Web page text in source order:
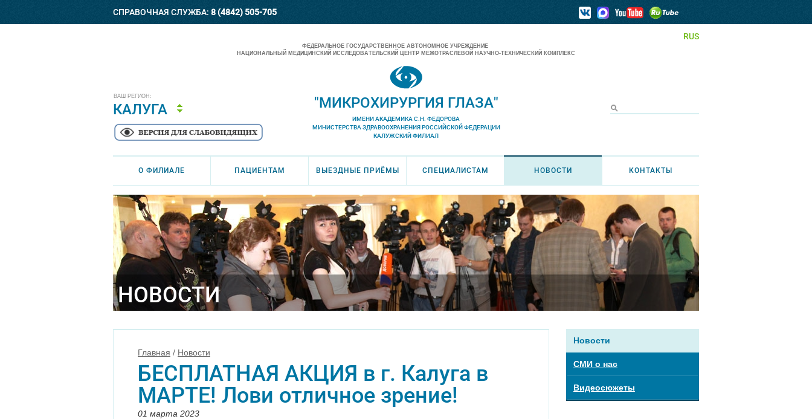
СПРАВОЧНАЯ СЛУЖБА: 8 (4842) 505-705
RUS
ВАШ РЕГИОН:
КАЛУГА
ФЕДЕРАЛЬНОЕ ГОСУДАРСТВЕННОЕ АВТОНОМНОЕ УЧРЕЖДЕНИЕ
НАЦИОНАЛЬНЫЙ МЕДИЦИНСКИЙ ИССЛЕДОВАТЕЛЬСКИЙ ЦЕНТР МЕЖОТРАСЛЕВОЙ НАУЧНО-ТЕХНИЧЕСКИЙ КОМПЛЕКС
"МИКРОХИРУРГИЯ ГЛАЗА"
ИМЕНИ АКАДЕМИКА С.Н. ФЕДОРОВА
МИНИСТЕРСТВА ЗДРАВООХРАНЕНИЯ РОССИЙСКОЙ ФЕДЕРАЦИИ
КАЛУЖСКИЙ ФИЛИАЛ
О ФИЛИАЛЕ ПАЦИЕНТАМ ВЫЕЗДНЫЕ ПРИЁМЫ СПЕЦИАЛИСТАМ НОВОСТИ КОНТАКТЫ
НОВОСТИ
Главная / Новости
БЕСПЛАТНАЯ АКЦИЯ в г. Калуга в
МАРТЕ! Лови отличное зрение!
01 марта 2023
Новости
СМИ о нас
Видеосюжеты